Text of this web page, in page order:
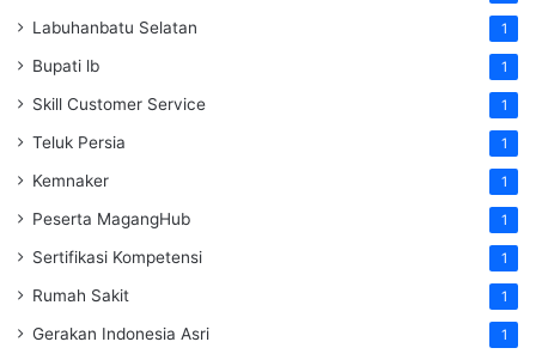
Labuhanbatu Selatan 1
Bupati lb 1
Skill Customer Service 1
Teluk Persia 1
Kemnaker 1
Peserta MagangHub 1
Sertifikasi Kompetensi 1
Rumah Sakit 1
Gerakan Indonesia Asri 1